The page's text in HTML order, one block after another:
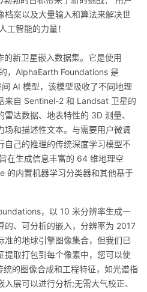
档案以及大量输入和算法来解决世
工智能的力量！
新卫星嵌入数据集。它是使用
，AlphaEarth Foundations 是
AI 模型，该模型吸收了不同地理
来自 Sentinel-2 和 Landsat 卫星的
达数据、地表特性的 3D 测量、
场和描述性文本。与需要用户微调
自己的推理的传统深度学习模型不
在生成信息丰富的 64 维地理空
的内置机器学习分类器和其他基于
，以 10 米分辨率生成一
的、可分析的嵌入，分辨率为 2017
准的地球引擎图像集合，但我们已
提取打包到每个像素中，您可以使
的图像合成和工程特征，如光谱指
层可以进行分析;无需大气校正、